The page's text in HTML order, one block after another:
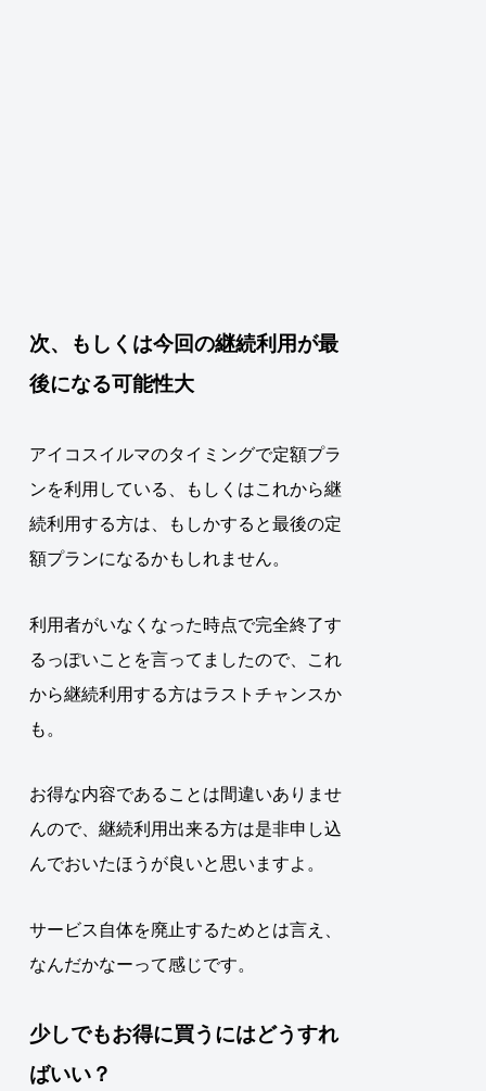
次、もしくは今回の継続利用が最
後になる可能性大
アイコスイルマのタイミングで定額プラ
ンを利用している、もしくはこれから継
続利用する方は、もしかすると最後の定
額プランになるかもしれません。
利用者がいなくなった時点で完全終了す
るっぽいことを言ってましたので、これ
から継続利用する方はラストチャンスか
も 。
お得な内容であることは間違いありませ
んので、継続利用出来る方は是非申し込
んでおいたほうが良いと思いますよ。
サービス自体を廃止するためとは言え、
なんだかなーって感じです。
少しでもお得に買うにはどうすれ
ばいい？